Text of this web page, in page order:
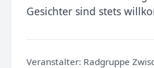
Gesichter sind stets
Veranstalter: Radgruppe